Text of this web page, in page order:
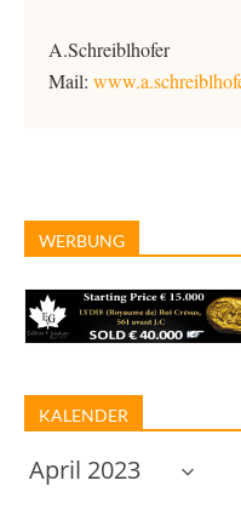
A.Schreiblhofer
Mail:
WERBUNG
KALENDER